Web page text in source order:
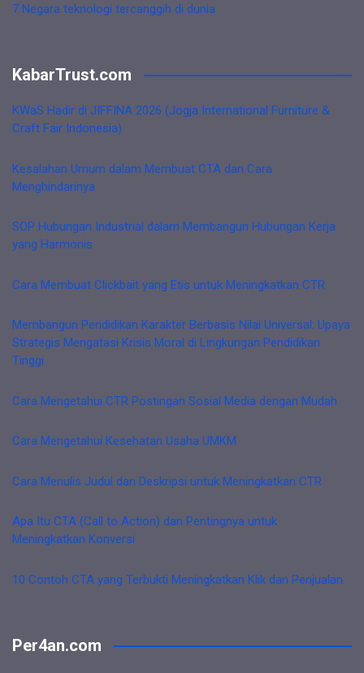
7 Negara teknologi tercanggih di dunia
KabarTrust.com
KWaS Hadir di JIFFINA 2026 (Jogja International Furniture &
Craft Fair Indonesia)
Kesalahan Umum dalam Membuat CTA dan Cara
Menghindarinya
SOP Hubungan Industrial dalam Membangun Hubungan Kerja
yang Harmonis
Cara Membuat Clickbait yang Etis untuk Meningkatkan CTR
Membangun Pendidikan Karakter Berbasis Nilai Universal: Upaya
Strategis Mengatasi Krisis Moral di Lingkungan Pendidikan
Tinggi
Cara Mengetahui CTR Postingan Sosial Media dengan Mudah
Cara Mengetahui Kesehatan Usaha UMKM
Cara Menulis Judul dan Deskripsi untuk Meningkatkan CTR
Apa Itu CTA (Call to Action) dan Pentingnya untuk
Meningkatkan Konversi
10 Contoh CTA yang Terbukti Meningkatkan Klik dan Penjualan
Per4an.com